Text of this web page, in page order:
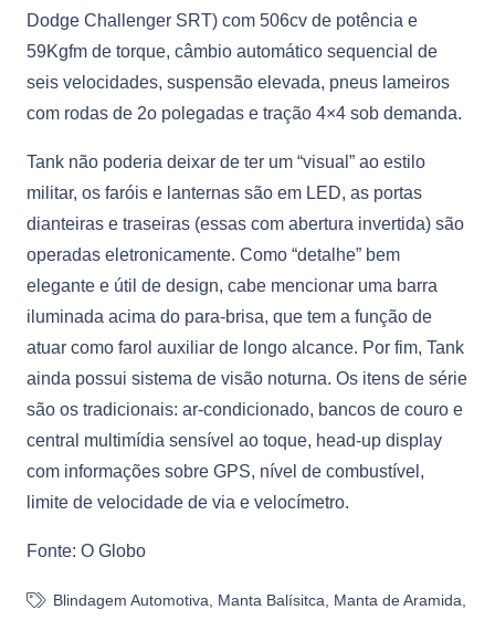
Dodge Challenger SRT) com 506cv de potência e
59Kgfm de torque, câmbio automático sequencial de
seis velocidades, suspensão elevada, pneus lameiros
com rodas de 2o polegadas e tração 4×4 sob demanda.
Tank não poderia deixar de ter um “visual” ao estilo
militar, os faróis e lanternas são em LED, as portas
dianteiras e traseiras (essas com abertura invertida) são
operadas eletronicamente. Como “detalhe” bem
elegante e útil de design, cabe mencionar uma barra
iluminada acima do para-brisa, que tem a função de
atuar como farol auxiliar de longo alcance. Por fim, Tank
ainda possui sistema de visão noturna. Os itens de série
são os tradicionais: ar-condicionado, bancos de couro e
central multimídia sensível ao toque, head-up display
com informações sobre GPS, nível de combustível,
limite de velocidade de via e velocímetro.
Fonte: O Globo
Blindagem Automotiva Manta Balísitca Manta de Aramida